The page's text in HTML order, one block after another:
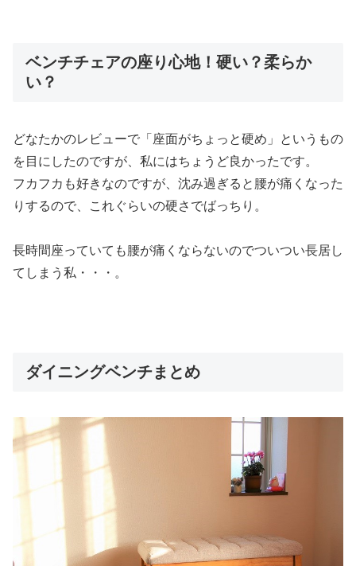
ベンチチェアの座り心地！硬い？柔らか
い？
どなたかのレビューで「座面がちょっと硬め」というもの
を目にしたのですが、私にはちょうど良かったです。
フカフカも好きなのですが、 沈み過ぎると腰が痛くなった
りするので、これぐらいの硬さでばっちり。
長時間座っていても腰が痛くならないのでついつい長居し
てしまう私・・・。
ダイニングベンチまとめ